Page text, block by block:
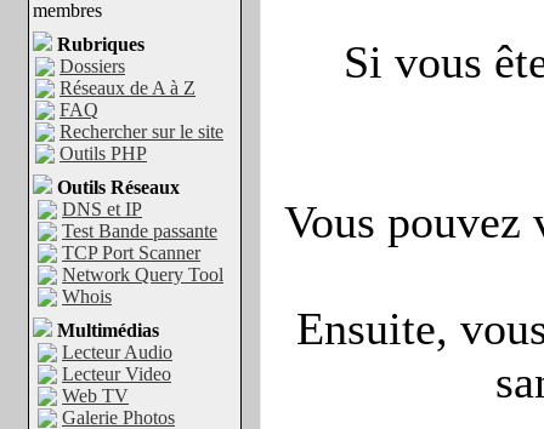
Rubriques
Dossiers
Réseaux de A à Z
FAQ
Rechercher sur le site
Outils PHP
Outils Réseaux
DNS et IP
Test Bande passante
TCP Port Scanner
Network Query Tool
Whois
Multimédias
Lecteur Audio
Lecteur Video
Web TV
Galerie Photos
Si vous
Vous pouvez
Ensuite,